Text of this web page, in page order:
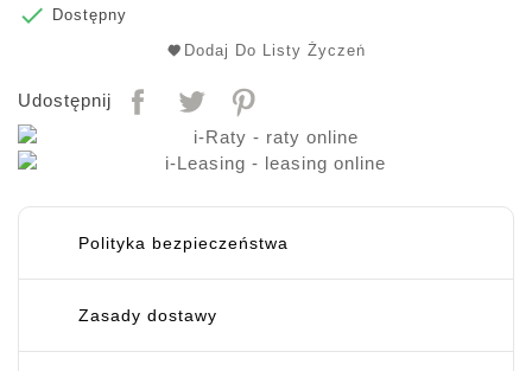

Dostępny
Dodaj Do Listy Życzeń
Udostępnij
Polityka bezpieczeństwa
Zasady dostawy